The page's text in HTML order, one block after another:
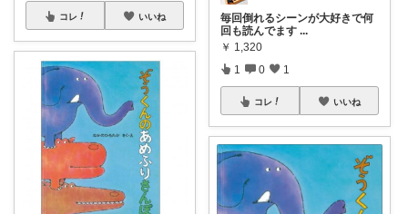
コレ いいね
毎回倒れるシーンが大好きで何
回も読んでます ...
￥ 1,320
1 0 1
コレ いいね